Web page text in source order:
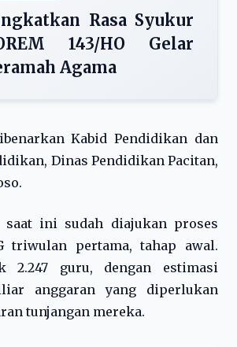
Rasa Syukur
143/HO Gelar
Agama
Kabid Pendidikan dan
Dinas Pendidikan Pacitan,
saat ini sudah diajukan proses
triwulan pertama, tahap awal.
2.247 guru, dengan estimasi
anggaran yang diperlukan
tunjangan mereka.